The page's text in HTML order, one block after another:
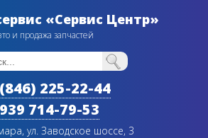
«Сервис Центр»
и продажа запчастей
225-22-44
714-79-53
ул. Заводское шоссе, 3